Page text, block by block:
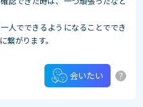
人でできるようになることででき
繋がります。
会いたい ?